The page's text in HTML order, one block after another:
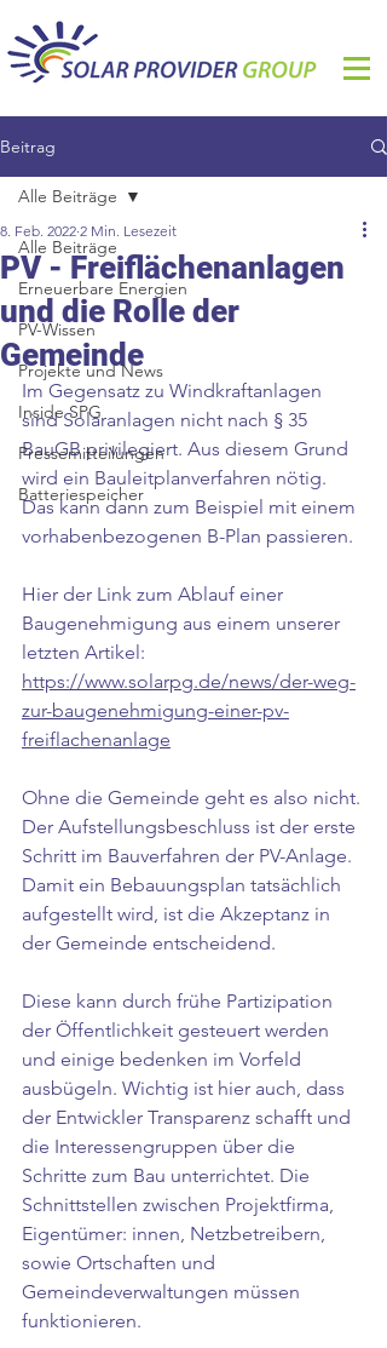
Beitrag
Alle Beiträge
Erneuerbare Energien
PV-Wissen
Projekte und News
Inside SPG
Pressemitteilungen
Batteriespeicher
Alle Beiträge
PV - Freiflächenanlagen
und die Rolle der
Gemeinde
8. Feb. 2022 2 Min. Lesezeit
Im Gegensatz zu Windkraftanlagen
sind Solaranlagen nicht nach § 35
BauGB privilegiert. Aus diesem Grund
wird ein Bauleitplanverfahren nötig.
Das kann dann zum Beispiel mit einem
vorhabenbezogenen B-Plan passieren.
Hier der Link zum Ablauf einer
Baugenehmigung aus einem unserer
letzten Artikel:
https://www.solarpg.de/news/der-weg-
zur-baugenehmigung-einer-pv-
freiflachenanlage
Ohne die Gemeinde geht es also nicht.
Der Aufstellungsbeschluss ist der erste
Schritt im Bauverfahren der PV-Anlage.
Damit ein Bebauungsplan tatsächlich
aufgestellt wird, ist die Akzeptanz in
der Gemeinde entscheidend.
Diese kann durch frühe Partizipation
der Öffentlichkeit gesteuert werden
und einige bedenken im Vorfeld
ausbügeln. Wichtig ist hier auch, dass
der Entwickler Transparenz schafft und
die Interessengruppen über die
Schritte zum Bau unterrichtet. Die
Schnittstellen zwischen Projektfirma,
Eigentümer: innen, Netzbetreibern,
sowie Ortschaften und
Gemeindeverwaltungen müssen
funktionieren.